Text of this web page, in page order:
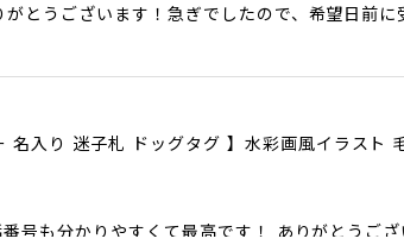
とうございます！急ぎでしたので、希望日前
名入り 迷子札 ドッグタグ 】水彩画風イラ
号も分かりやすくて最高です！ ありがとう